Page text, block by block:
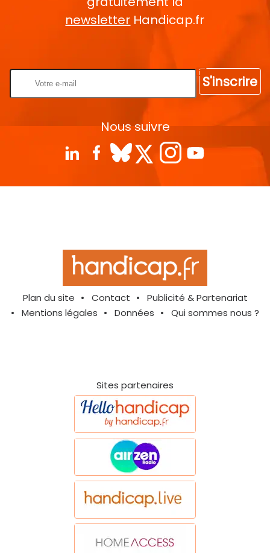
newsletter Handicap.fr
S'inscrire
Nous suivre
Plan du site Contact
Publicité & Partenariat
Mentions légales
Données Qui sommes nous ?
Sites partenaires